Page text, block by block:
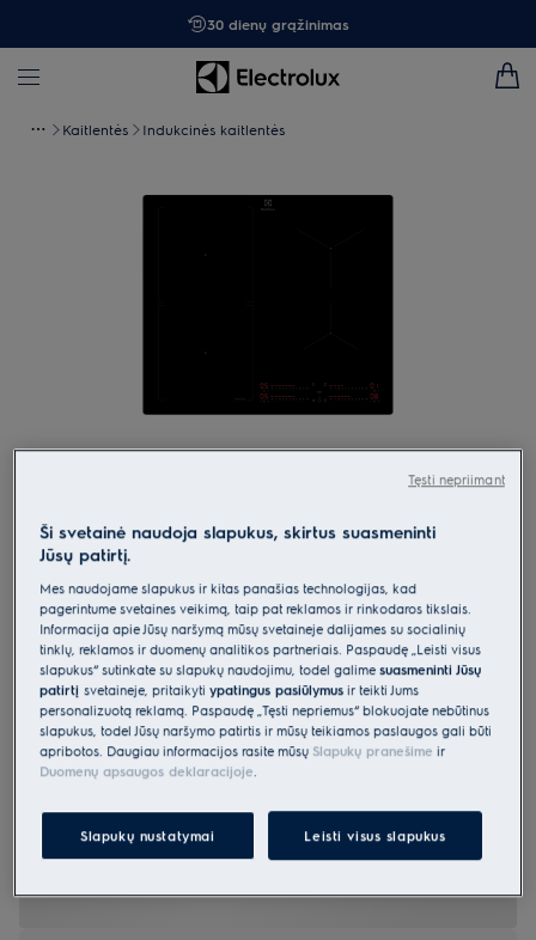
30 dienų grąžinimas
Kaitlentės Indukcinės kaitlentės
KIS62453I
Indukcinė kaitlentė 60 cm 700 serija
„SenseBoil“ „Hob2Hood®“
4.9 (1069)
Gaminio informacijos lapas
Pagrindiniai privalumai
700 serijos indukcinė kaitlentė „SenseBoil®“ kontroliuoja vandens
virimo temperatūrą.
Virimo jutikliu verdančio vandens temperatūra automatiškai
Funkcija „Hob2Hood®“ belaidžiu būdu susieja kaitlentę su gartraukiu,
kad garai būtų ištraukiami automatiškai.
Ši svetainė naudoja slapukus, skirtus suasmeninti
Jūsų patirtį.
Mes naudojame slapukus ir kitas panašias technologijas, kad
pagerintume svetainės veikimą, taip pat reklamos ir rinkodaros tikslais.
Informacija apie Jūsų naršymą mūsų svetainėje dalijamės su socialinių
tinklų, reklamos ir duomenų analitikos partneriais. Paspaudę „Leisti visus
slapukus“ sutinkate su slapukų naudojimu, todėl galimesuasmeninti Jūsų
patirtįsvetainėje, pritaikytiypatingus pasiūlymus ir teikti Jums
personalizuotą reklamą. Paspaudę „Tęsti nepriėmus“ blokuojate nebūtinus
slapukus, todėl Jūsų naršymo patirtis ir mūsų teikiamos paslaugos gali būti
apribotos. Daugiau informacijos rasite mūsų Slapukų pranešime ir
Duomenų apsaugos deklaracijoje.
Slapukų nustatymai Leisti visus slapukus
Tęsti nepriimant